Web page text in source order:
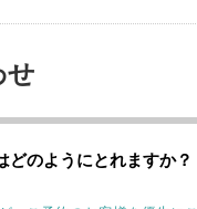
せ
どのようにとれますか？